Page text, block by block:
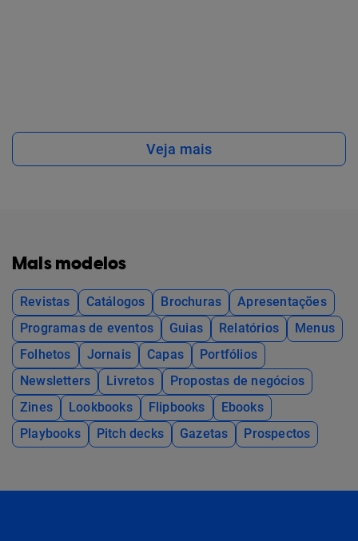
Veja mais
Mais modelos
Revistas Catálogos Brochuras
Apresentações
Programas de eventos
Guias Relatórios
Menus
Folhetos
Jornais Capas
Portfólios
Newsletters
Livretos
Propostas de negócios
Zines
Lookbooks Flipbooks
Ebooks
Playbooks
Pitch decks Gazetas Prospectos